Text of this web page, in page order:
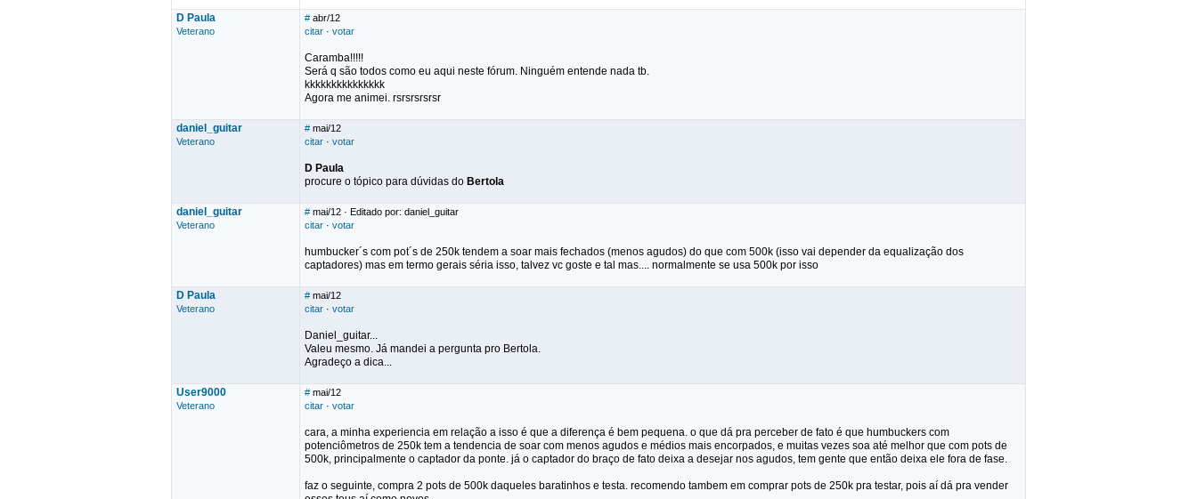
D Paula
Veterano
# abr/12
citar · votar
Caramba!!!!!
Será q são todos como eu aqui neste fórum. Ninguém entende nada tb.
kkkkkkkkkkkkkkk
Agora me animei. rsrsrsrsrsr
daniel_guitar
Veterano
# mai/12
citar · votar
D Paula
procure o tópico para dúvidas do Bertola
daniel_guitar
Veterano
# mai/12 · Editado por: daniel_guitar
citar · votar
humbucker´s com pot´s de 250k tendem a soar mais fechados (menos agudos) do que com 500k (isso vai depender da equalização dos
captadores) mas em termo gerais séria isso, talvez vc goste e tal mas.... normalmente se usa 500k por isso
D Paula
Veterano
# mai/12
citar · votar
Daniel_guitar...
Valeu mesmo. Já mandei a pergunta pro Bertola.
Agradeço a dica...
User9000
Veterano
# mai/12
citar · votar
cara, a minha experiencia em relação a isso é que a diferença é bem pequena. o que dá pra perceber de fato é que humbuckers com
potenciômetros de 250k tem a tendencia de soar com menos agudos e médios mais encorpados, e muitas vezes soa até melhor que com pots de
500k, principalmente o captador da ponte. já o captador do braço de fato deixa a desejar nos agudos, tem gente que então deixa ele fora de fase.
faz o seguinte, compra 2 pots de 500k daqueles baratinhos e testa. recomendo tambem em comprar pots de 250k pra testar, pois aí dá pra vender